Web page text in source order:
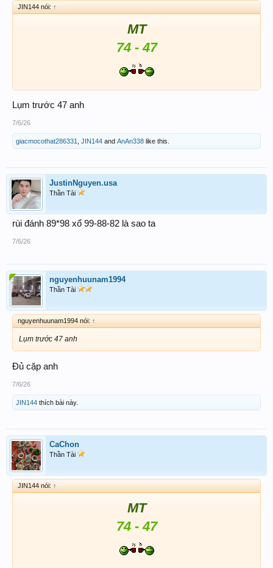
JIN144 nói: ↑
MT
74 - 47
Lụm trước 47 anh
7/6/26
giacmocothat286331 JIN144 and AnAn338 like this.
JustinNguyen.usa
Thần Tài
rùi đánh 89*98 xổ 99-88-82 là sao ta
7/6/26
nguyenhuunam1994
Thần Tài
nguyenhuunam1994 nói: ↑
Lụm trước 47 anh
Đủ cặp anh
7/6/26
JIN144 thích bài này.
CaChon
Thần Tài
JIN144 nói: ↑
MT
74 - 47